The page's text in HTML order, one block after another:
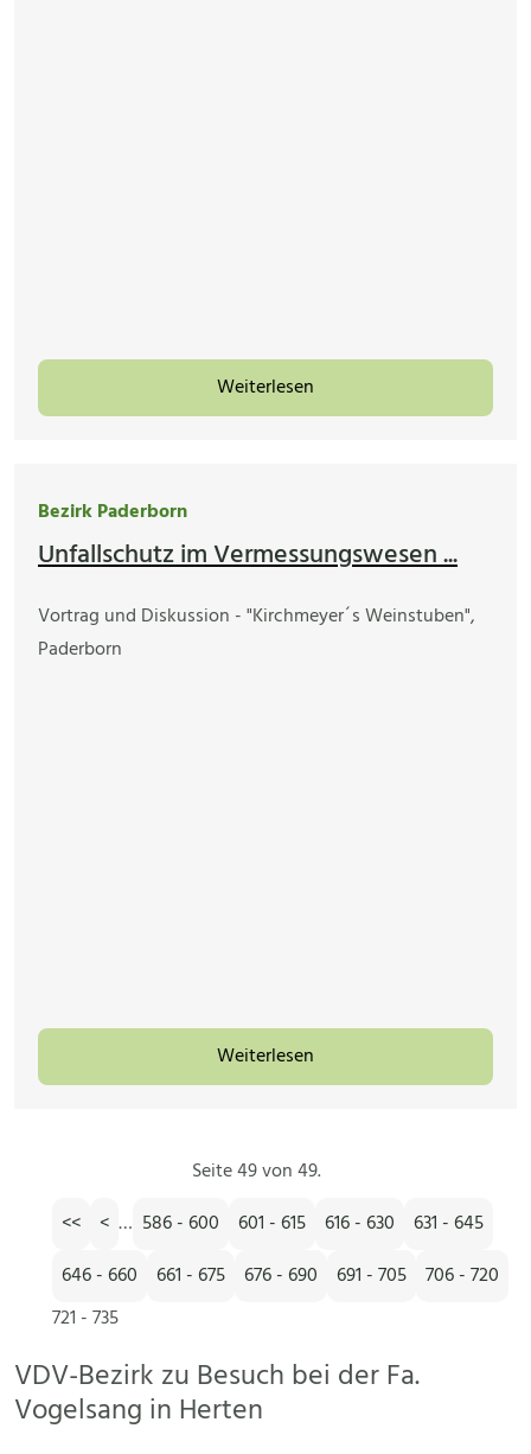
Weiterlesen
Bezirk Paderborn
Unfallschutz im Vermessungswesen ...
Vortrag und Diskussion - "Kirchmeyer´s Weinstuben",
Paderborn
Weiterlesen
Seite 49 von 49.
<<
< … 586 - 600 601 - 615 616 - 630
631 - 645
646 - 660
661 - 675 676 - 690 691 - 705
706 - 720
721 - 735
VDV-Bezirk zu Besuch bei der Fa.
Vogelsang in Herten